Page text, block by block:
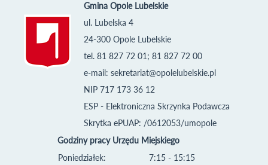
Gmina Opole Lubelskie
ul. Lubelska 4
24-300 Opole Lubelskie
tel. 81 827 72 01; 81 827 72 00
e-mail: sekretariat@opolelubelskie.pl
NIP 717 173 36 12
ESP - Elektroniczna Skrzynka Podawcza
Skrytka ePUAP: /0612053/umopole
Godziny pracy Urzędu Miejskiego
Poniedziałek:
7:15 - 15:15